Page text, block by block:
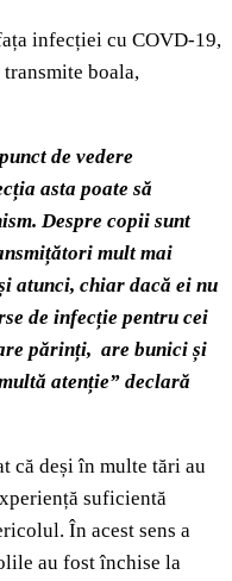
infecției cu COVD-19,
boala,
de vedere
asta poate să
Despre copii sunt
mult mai
atunci, chiar dacă ei nu
de infecție pentru cei
părinți, are bunici și
atenție” declară
că deși în multe tări au
suficientă
În acest sens a
au fost închise la